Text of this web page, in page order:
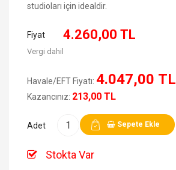
studioları için idealdir.
Fiyat 4.260,00 TL
Vergi dahil
Havale/EFT Fiyatı: 4.047,00 TL
Kazancınız: 213,00 TL
Adet Sepete Ekle
Stokta Var